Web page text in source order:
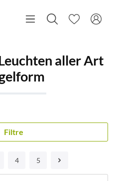
aller Art
Filtre
4 5